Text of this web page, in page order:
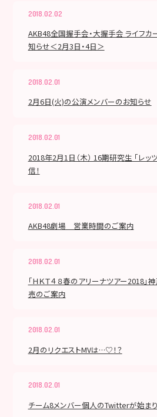
2018.02.02
AKB48全国握手会・大握手会 ライフカ
知らせ＜2月3日・4日＞
2018.02.01
2月6日(火)の公演メンバーのお知らせ
2018.02.01
2018年2月1日（木） 16期研究生 「レッ
信！
2018.02.01
AKB48劇場 営業時間のご案内
2018.02.01
「ＨＫＴ４８春のアリーナツアー2018
売のご案内
2018.02.01
2月のリクエストMVは…♡！？
2018.02.01
チーム8メンバー個人のTwitterが始まり